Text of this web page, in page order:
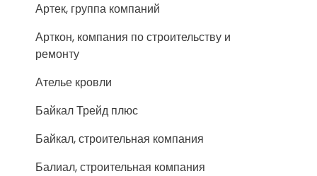
Артек, группа компаний
Арткон, компания по строительству и
ремонту
Ателье кровли
Байкал Трейд плюс
Байкал, строительная компания
Балиал, строительная компания